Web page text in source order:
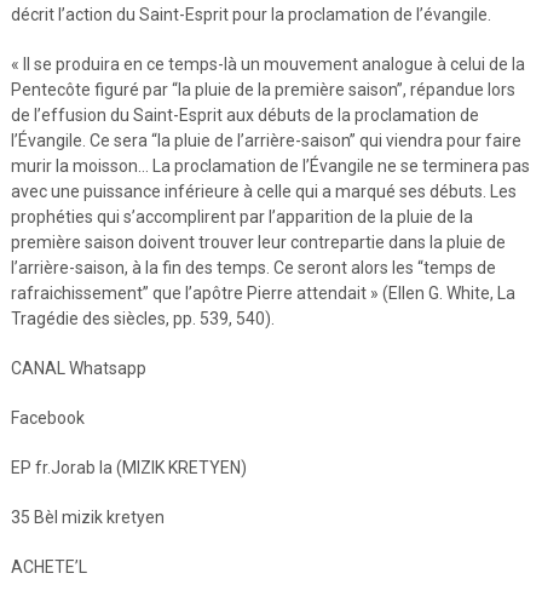
décrit l’action du Saint-Esprit pour la proclamation de l’évangile.
« Il se produira en ce temps-là un mouvement analogue à celui de la
Pentecôte figuré par “la pluie de la première saison”, répandue lors
de l’effusion du Saint-Esprit aux débuts de la proclamation de
l’Évangile. Ce sera “la pluie de l’arrière-saison” qui viendra pour faire
murir la moisson… La proclamation de l’Évangile ne se terminera pas
avec une puissance inférieure à celle qui a marqué ses débuts. Les
prophéties qui s’accomplirent par l’apparition de la pluie de la
première saison doivent trouver leur contrepartie dans la pluie de
l’arrière-saison, à la fin des temps. Ce seront alors les “temps de
rafraichissement” que l’apôtre Pierre attendait » (Ellen G. White, La
Tragédie des siècles, pp. 539, 540).
CANAL Whatsapp
Facebook
EP fr.Jorab la (MIZIK KRETYEN)
35 Bèl mizik kretyen
ACHETE’L